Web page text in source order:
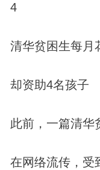
4
清华贫困生每月
却资助4名孩子
此前，一篇清华
在网络流传，受